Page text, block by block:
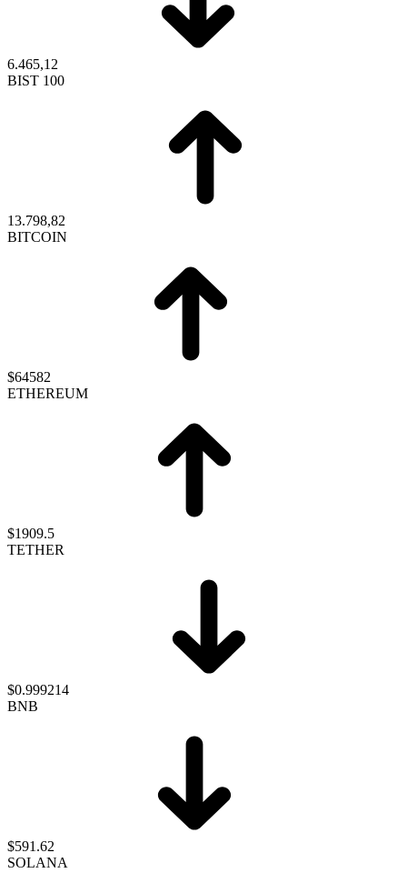
6.465,12
BIST 100
13.798,82
BITCOIN
$64582
ETHEREUM
$1909.5
TETHER
$0.999214
BNB
$591.62
SOLANA